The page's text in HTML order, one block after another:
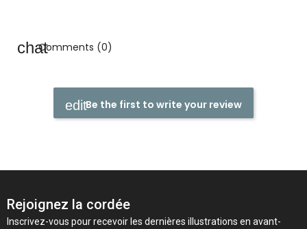
Comments (0)
Be the first to write your review
Rejoignez la cordée
Inscrivez-vous pour recevoir les dernières illustrations en avant-